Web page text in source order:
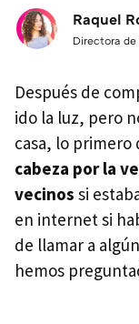
Raquel
Directora
Después de
ido la luz, pero
casa, lo primero
cabeza por la
vecinos si
en internet si
de llamar a
hemos